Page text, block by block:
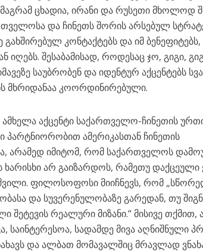
მაგრამ ცხადია, ირანი და რუსეთი
და ჩინეთს შორის არსებულ
კონტაქტებს და იმ ბენეფიტებს,
შესაბამისად, როდესაც ჯო, გიგი,
საუბრობენ და იდენტურ აქცენტებს
მხრიდანაა კოორდინირებული.
აქცენტი საქართველო-ჩინეთის
პარტნიორობით ამერიკასთან ჩინეთის
არამედ იმიტომ, რომ საქართველოს
არ გაიზარდოს, რამეთუ დაქცეული
ფილოსოფოსი მიიჩნევს, რომ
და სუვერენულობაზე გარედან, თუ
რეალური მიზანი.“ მისივე თქმით,
საინტერესოა, სადამდე მივა აღნიშნული
და ალბათ მომავალშიც მრავლად